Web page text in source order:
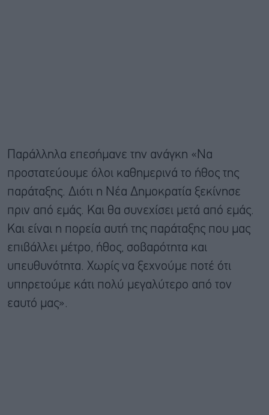
Παράλληλα επεσήμανε την ανάγκη «Να
προστατεύουμε όλοι καθημερινά το ήθος της
παράταξης. Διότι η Νέα Δημοκρατία ξεκίνησε
πριν από εμάς. Και θα συνεχίσει μετά από εμάς.
Και είναι η πορεία αυτή της παράταξης που μας
επιβάλλει μέτρο, ήθος, σοβαρότητα και
υπευθυνότητα. Χωρίς να ξεχνούμε ποτέ ότι
υπηρετούμε κάτι πολύ μεγαλύτερο από τον
εαυτό μας».